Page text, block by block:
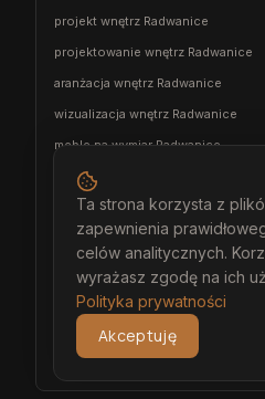
projekt wnętrz Radwanice
projektowanie wnętrz Radwanice
aranżacja wnętrz Radwanice
wizualizacja wnętrz Radwanice
meble na wymiar Radwanice
stolarz Radwanice
kuchnia na wymiar Radwanice
szafa na wymiar Radwanice
garderoba na wymiar Radwanice
wiatrołap na wymiar Radwanice
meble łazienkowe na wymiar
meble pokojowe na wymiar
Ta strona korzysta z
zapewnienia
celów analitycznych.
wyrażasz zgodę na ich
Polityka prywatności
Akceptuję